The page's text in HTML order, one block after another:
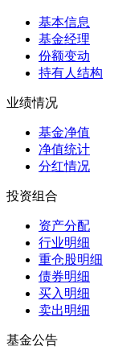
基本信息
基金经理
份额变动
持有人结构
业绩情况
基金净值
净值统计
分红情况
投资组合
资产分配
行业明细
重仓股明细
债券明细
买入明细
卖出明细
基金公告